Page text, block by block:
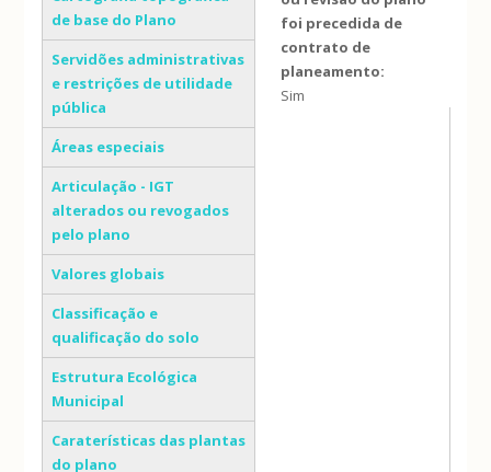
de base do Plano
Servidões administrativas
e restrições de utilidade
pública
Áreas especiais
Articulação - IGT
alterados ou revogados
pelo plano
Valores globais
Classificação e
qualificação do solo
Estrutura Ecológica
Municipal
Caraterísticas das plantas
do plano
foi precedida de
contrato de
planeamento:
Sim